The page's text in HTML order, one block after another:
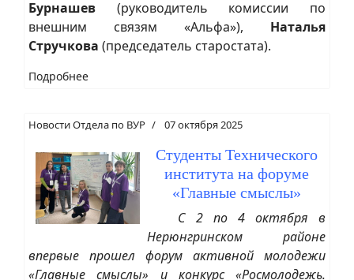
Бурнашев (руководитель комиссии по
внешним связям «Альфа»), Наталья
Стручкова (председатель старостата).
Подробнее
Новости Отдела по ВУР 07 октября 2025
Студенты Технического
института на форуме
«Главные смыслы»
С 2 по 4 октября в
Нерюнгринском районе
впервые прошел форум активной молодежи
«Главные смыслы» и конкурс «Росмолодежь.